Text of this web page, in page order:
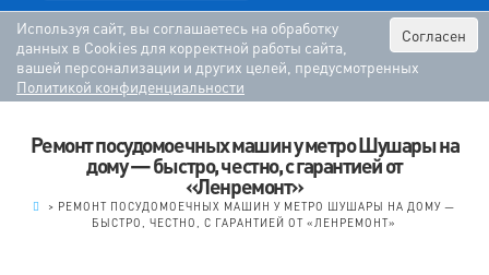
Согласен
Используя сайт, вы соглашаетесь на обработку
данных в Cookies для корректной работы сайта,
вашей персонализации и других целей, предусмотренных
Политикой конфиденциальности
Ремонт посудомоечных машин у метро Шушары на
дому — быстро, честно, с гарантией от
«Ленремонт»
> РЕМОНТ ПОСУДОМОЕЧНЫХ МАШИН У МЕТРО ШУШАРЫ НА ДОМУ —
БЫСТРО, ЧЕСТНО, С ГАРАНТИЕЙ ОТ «ЛЕНРЕМОНТ»